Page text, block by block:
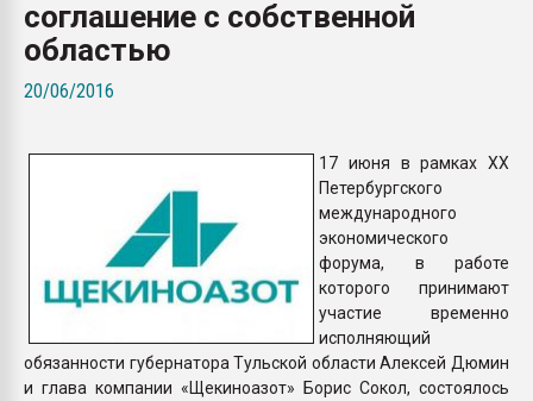
пластмасс
соглашение с собственной
областью
20/06/2016
17 июня в рамках XX
Петербургского
международного
экономического
форума, в работе
которого принимают
участие временно
исполняющий
обязанности губернатора Тульской области Алексей Дюмин
и глава компании «Щекиноазот» Борис Сокол, состоялось